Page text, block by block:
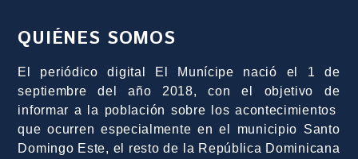
QUIÉNES SOMOS
El periódico digital El Munícipe nació el 1 de
septiembre del año 2018, con el objetivo de
informar a la población sobre los acontecimientos
que ocurren especialmente en el municipio Santo
Domingo Este, el resto de la República Dominicana